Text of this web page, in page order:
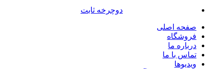
دوچرخه ثابت
صفحه اصلی
فروشگاه
درباره ما
تماس با ما
ویدیوها